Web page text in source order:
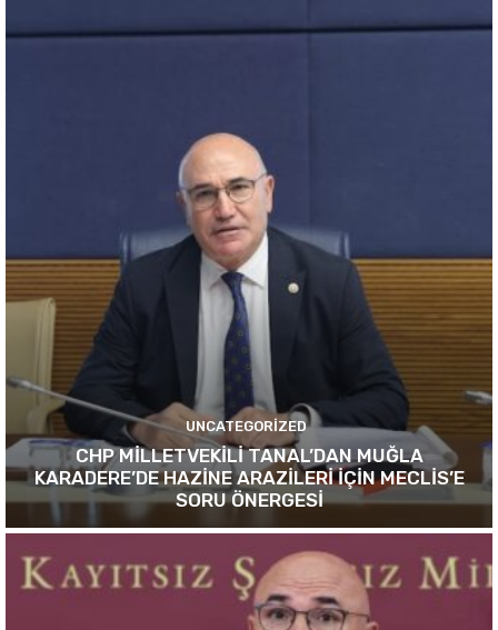
UNCATEGORIZED
CHP MİLLETVEKİLİ TANAL’DAN MUĞLA
KARADERE’DE HAZİNE ARAZİLERİ İÇİN MECLİS’E
SORU ÖNERGESİ